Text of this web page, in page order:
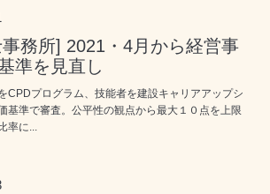
務所] 2021・4月から経営事
準を見直し
CPDプログラム、技能者を建設キャリアアップシ
基準で審査。公平性の観点から最大１０点を上限
率に...